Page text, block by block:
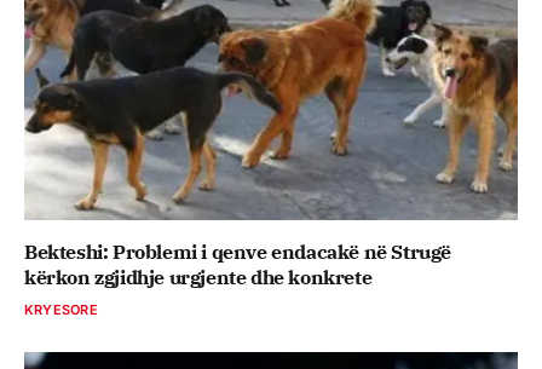
Bekteshi: Problemi i qenve endacakë në Strugë
kërkon zgjidhje urgjente dhe konkrete
KRYESORE